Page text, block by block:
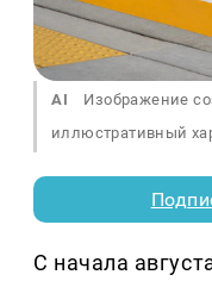
AI
Изображение
иллюстративный
С начала